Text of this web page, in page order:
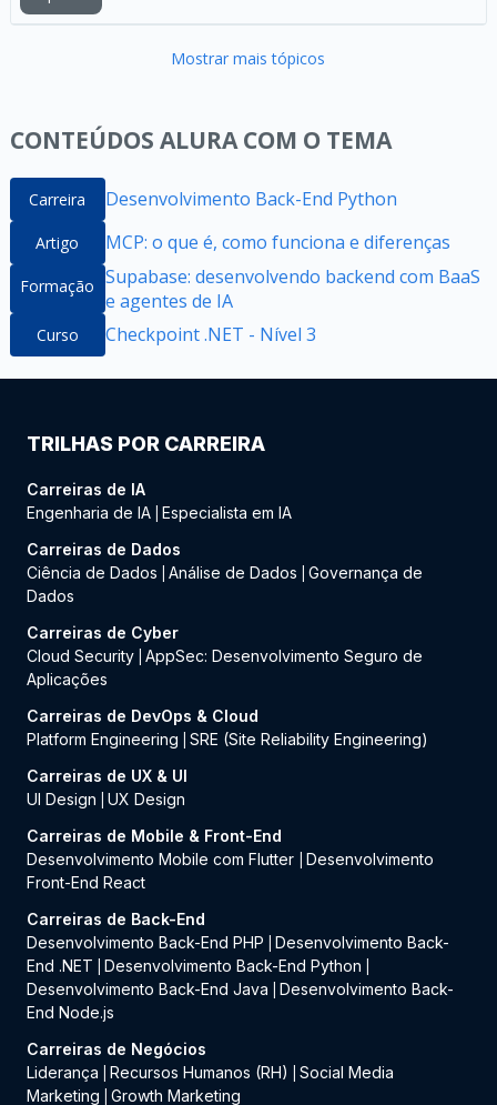
Mostrar mais tópicos
CONTEÚDOS ALURA COM O TEMA
Carreira Desenvolvimento Back-End Python
Artigo MCP: o que é, como funciona e diferenças
Formação Supabase: desenvolvendo backend com BaaS
e agentes de IA
Curso Checkpoint .NET - Nível 3
TRILHAS POR CARREIRA
Carreiras de IA
Engenharia de IA Especialista em IA
Carreiras de Dados
Ciência de Dados
Análise de Dados
Governança de
Dados
Carreiras de Cyber
Cloud Security AppSec: Desenvolvimento Seguro de
Aplicações
Carreiras de DevOps & Cloud
Platform Engineering
SRE (Site Reliability Engineering)
Carreiras de UX & UI
UI Design
UX Design
Carreiras de Mobile & Front-End
Desenvolvimento Mobile com Flutter
Desenvolvimento
Front-End React
Carreiras de Back-End
Desenvolvimento Back-End PHP
Desenvolvimento Back-
End .NET
Desenvolvimento Back-End Python
Desenvolvimento Back-End Java
Desenvolvimento Back-
End Node.js
Carreiras de Negócios
Liderança
Recursos Humanos (RH)
Social Media
Marketing
Growth Marketing